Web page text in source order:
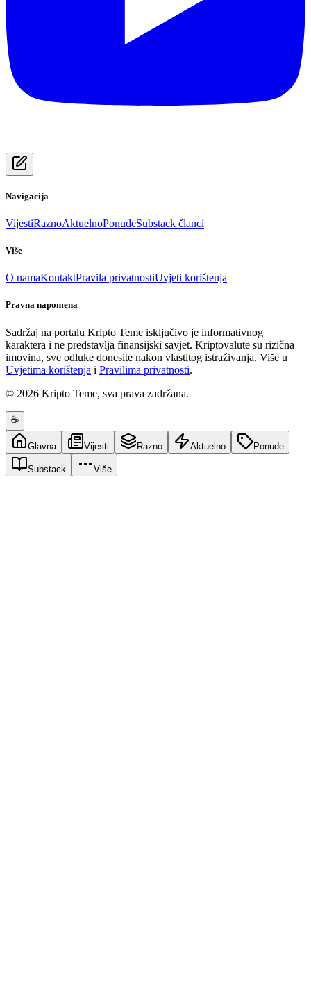
Navigacija
VijestiRaznoAktuelnoPonudeSubstack članci
Više
O namaKontaktPravila privatnostiUvjeti korištenja
Pravna napomena
Sadržaj na portalu Kripto Teme isključivo je informativnog
karaktera i ne predstavlja finansijski savjet. Kriptovalute su rizična
imovina, sve odluke donesite nakon vlastitog istraživanja. Više u
Uvjetima korištenja i Pravilima privatnosti.
© 2026 Kripto Teme, sva prava zadržana.
☕
Glavna Vijesti Razno Aktuelno Ponude
Substack Više